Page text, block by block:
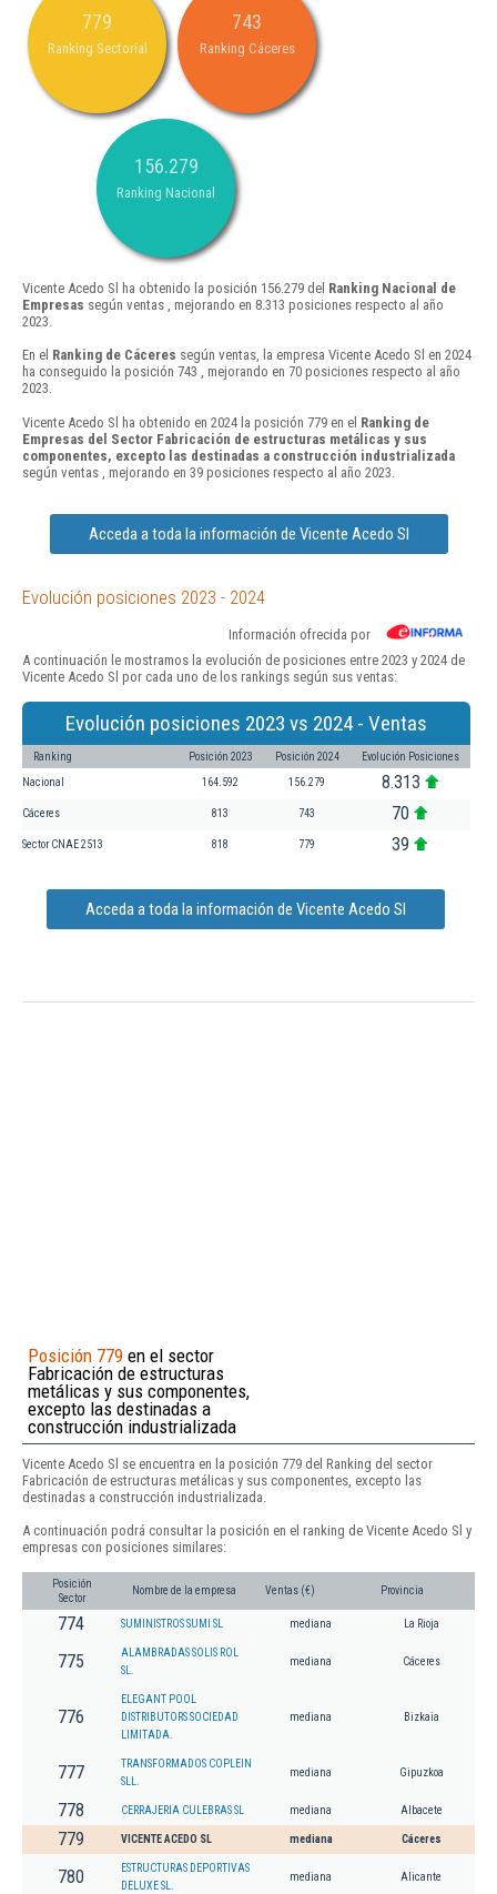
779
Ranking Sectorial
743
Ranking Cáceres
156.279
Ranking Nacional
Vicente Acedo Sl ha obtenido la posición 156.279 del Ranking Nacional de
Empresas según ventas , mejorando en 8.313 posiciones respecto al año
2023.
En el Ranking de Cáceres según ventas, la empresa Vicente Acedo Sl en 2024
ha conseguido la posición 743 , mejorando en 70 posiciones respecto al año
2023.
Vicente Acedo Sl ha obtenido en 2024 la posición 779 en el Ranking de
Empresas del Sector Fabricación de estructuras metálicas y sus
componentes, excepto las destinadas a construcción industrializada
según ventas , mejorando en 39 posiciones respecto al año 2023.
Acceda a toda la información de Vicente Acedo Sl
Evolución posiciones 2023 - 2024
Información ofrecida por
A continuación le mostramos la evolución de posiciones entre 2023 y 2024 de
Vicente Acedo Sl por cada uno de los rankings según sus ventas:
Evolución posiciones 2023 vs 2024 - Ventas
Ranking Posición 2023 Posición 2024 Evolución Posiciones
Nacional 164.592 156.279 8.313
Cáceres 813 743 70
Sector CNAE 2513 818 779 39
Acceda a toda la información de Vicente Acedo Sl
Posición 779 en el sector
Fabricación de estructuras
metálicas y sus componentes,
excepto las destinadas a
construcción industrializada
Vicente Acedo Sl se encuentra en la posición 779 del Ranking del sector
Fabricación de estructuras metálicas y sus componentes, excepto las
destinadas a construcción industrializada.
A continuación podrá consultar la posición en el ranking de Vicente Acedo Sl y
empresas con posiciones similares:
Posición
Sector
Nombre de la empresa Ventas (€) Provincia
774 SUMINISTROS SUMI SL mediana La Rioja
775
ALAMBRADAS SOLIS ROL
SL.
mediana Cáceres
776
ELEGANT POOL
DISTRIBUTORS SOCIEDAD
LIMITADA.
mediana Bizkaia
777
TRANSFORMADOS COPLEIN
SLL.
mediana Gipuzkoa
778 CERRAJERIA CULEBRAS SL mediana Albacete
779 VICENTE ACEDO SL mediana Cáceres
780
ESTRUCTURAS DEPORTIVAS
DELUXE SL.
mediana Alicante